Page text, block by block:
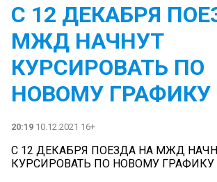
С 12 ДЕКАБРЯ
МЖД НАЧНУТ
КУРСИРОВАТЬ ПО
НОВОМУ ГРАФИКУ
20:19 10.12.2021 16+
С 12 ДЕКАБРЯ ПОЕЗДА НА МЖД
КУРСИРОВАТЬ ПО НОВОМУ ГРАФИКУ